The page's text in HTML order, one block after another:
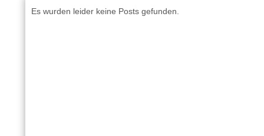
Es wurden leider keine Posts gefunden.